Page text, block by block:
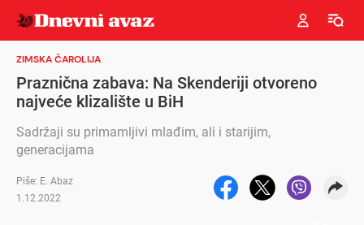
ZIMSKA ČAROLIJA
Praznična zabava: Na Skenderiji otvoreno
najveće klizalište u BiH
Sadržaji su primamljivi mlađim, ali i starijim,
generacijama
Piše: E. Abaz
1.12.2022